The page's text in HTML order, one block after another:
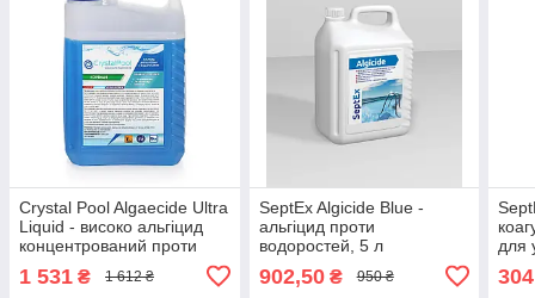
Crystal Pool Algaecide Ultra
Liquid - високо альгіцид
концентрований проти
зростання водоростей 5 л
1 531 ₴ 1 612 ₴
SeptEx Algicide Blue -
альгіцид проти
водоростей, 5 л
902,50₴ 950 ₴
для
304